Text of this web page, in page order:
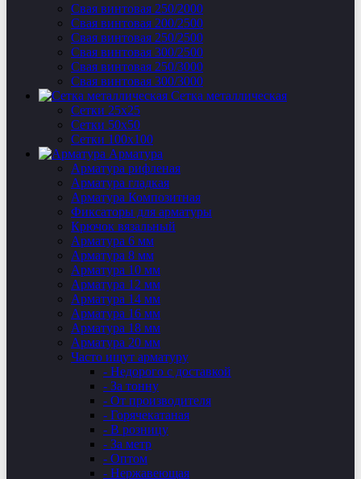
Свая винтовая 250/2000
Свая винтовая 200/2500
Свая винтовая 250/2500
Свая винтовая 300/2500
Свая винтовая 250/3000
Свая винтовая 300/3000
Сетка металлическая
Сетки 25х25
Сетки 50х50
Сетки 100х100
Арматура
Арматура рифленая
Арматура гладкая
Арматура Композитная
Фиксаторы для арматуры
Крючок вязальный
Арматура 6 мм
Арматура 8 мм
Арматура 10 мм
Арматура 12 мм
Арматура 14 мм
Арматура 16 мм
Арматура 18 мм
Арматура 20 мм
Часто ищут арматуру
- Недорого с доставкой
- За тонну
- От производителя
- Горячекатаная
- В розницу
- За метр
- Оптом
- Нержавеющая